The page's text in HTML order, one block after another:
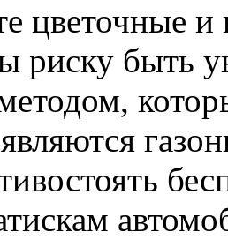
цветочные
риску быть